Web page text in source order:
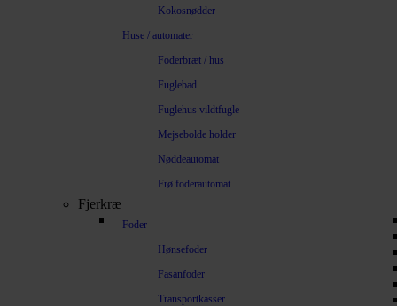
Kokosnødder
Huse / automater
Foderbræt / hus
Fuglebad
Fuglehus vildtfugle
Mejsebolde holder
Nøddeautomat
Frø foderautomat
Fjerkræ
Foder
Hønsefoder
Fasanfoder
Transportkasser